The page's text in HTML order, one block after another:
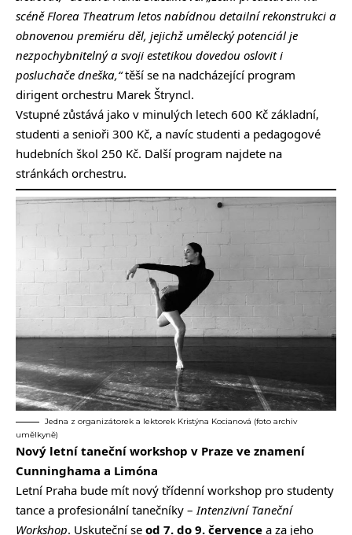
scéně Florea Theatrum letos nabídnou detailní rekonstrukci a
obnovenou premiéru děl, jejichž umělecký potenciál je
nezpochybnitelný a svoji estetikou dovedou oslovit i
posluchače dneška,“těší se na nadcházející program
dirigent orchestru Marek Štryncl.
Vstupné zůstává jako v minulých letech 600 Kč základní,
studenti a senioři 300 Kč, a navíc studenti a pedagogové
hudebních škol 250 Kč. Další program najdete na
stránkách orchestru.
Jedna z organizátorek a lektorek Kristýna Kocianová (foto archiv
umělkyně)
Nový letní taneční workshop v Praze ve znamení
Cunninghama a Limóna
Letní Praha bude mít nový třídenní workshop pro studenty
tance a profesionální tanečníky – Intenzivní Taneční
Workshop. Uskuteční se od 7. do 9. července a za jeho